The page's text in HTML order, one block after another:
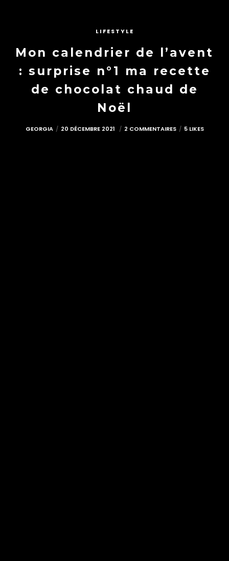
LIFESTYLE
Mon calendrier de l’avent
: surprise n°1 ma recette
de chocolat chaud de
Noël
GEORGIA 20 DÉCEMBRE 2021 2 COMMENTAIRES 5 LIKES